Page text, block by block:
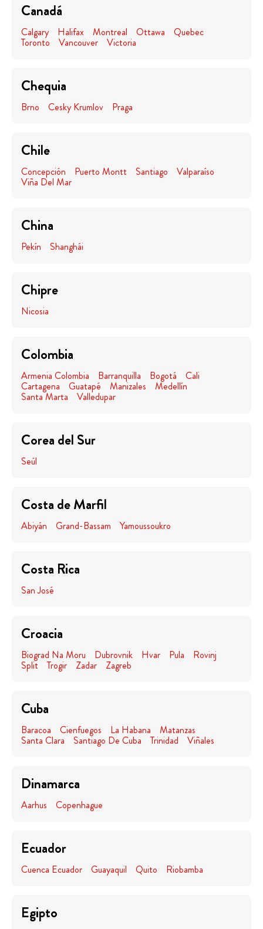
Canadá
Calgary Halifax Montreal Ottawa Quebec
Toronto Vancouver Victoria
Chequia
Brno Cesky Krumlov Praga
Chile
Concepción Puerto Montt Santiago Valparaíso
Viña Del Mar
China
Pekín Shanghái
Chipre
Nicosia
Colombia
Armenia Colombia Barranquilla Bogotá Cali
Cartagena Guatapé Manizales Medellín
Santa Marta Valledupar
Corea del Sur
Seúl
Costa de Marfil
Abiyán Grand-Bassam Yamoussoukro
Costa Rica
San José
Croacia
Biograd Na Moru Dubrovnik Hvar Pula Rovinj
Split Trogir Zadar Zagreb
Cuba
Baracoa Cienfuegos La Habana Matanzas
Santa Clara Santiago De Cuba Trinidad Viñales
Dinamarca
Aarhus Copenhague
Ecuador
Cuenca Ecuador Guayaquil Quito Riobamba
Egipto